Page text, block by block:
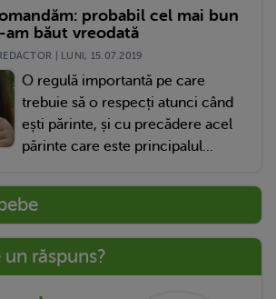
probabil cel mai bun
am băut vreodată
| LUNI, 15.07.2019
O regulă importantă pe care
trebuie să o respecți atunci când
ești părinte, și cu precădere acel
părinte care este principalul...
răspuns?